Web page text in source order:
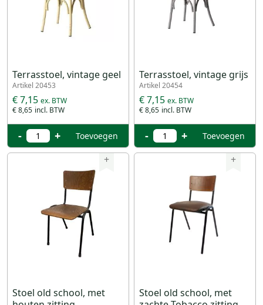
Terrasstoel, vintage geel
Artikel 20453
€ 8,65
€ 7,15
- + Toevoegen
Terrasstoel, vintage grijs
Artikel 20454
€ 8,65
€ 7,15
- + Toevoegen
+
Stoel old school, met
+
Stoel old school, met